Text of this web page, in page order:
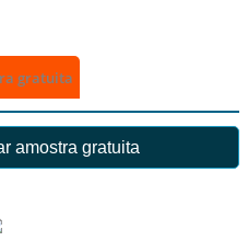
gratuita
amostra gratuita